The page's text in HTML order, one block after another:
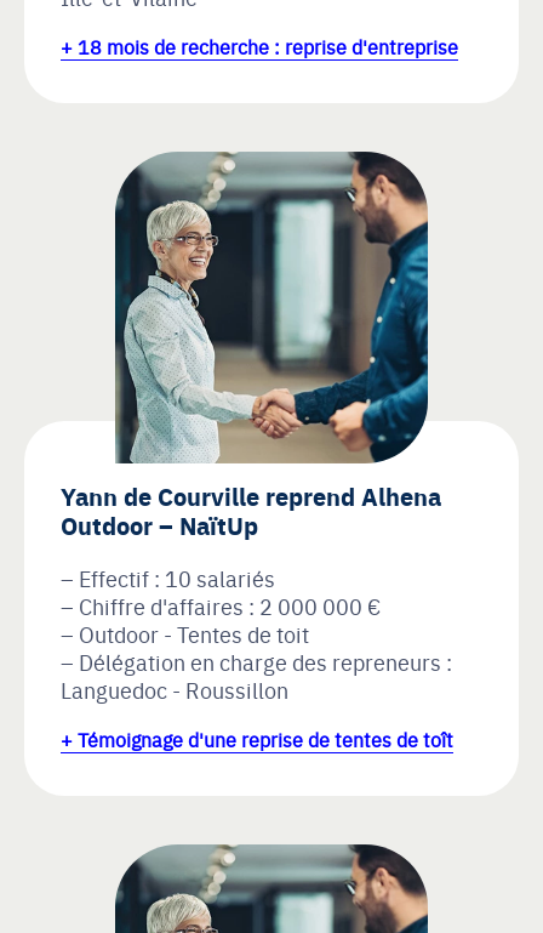
+ 18 mois de recherche : reprise d'entreprise
Yann de Courville reprend Alhena
Outdoor – NaïtUp
Effectif : 10 salariés
Chiffre d'affaires : 2 000 000 €
Outdoor - Tentes de toit
Délégation en charge des repreneurs :
Languedoc - Roussillon
+ Témoignage d'une reprise de tentes de toît